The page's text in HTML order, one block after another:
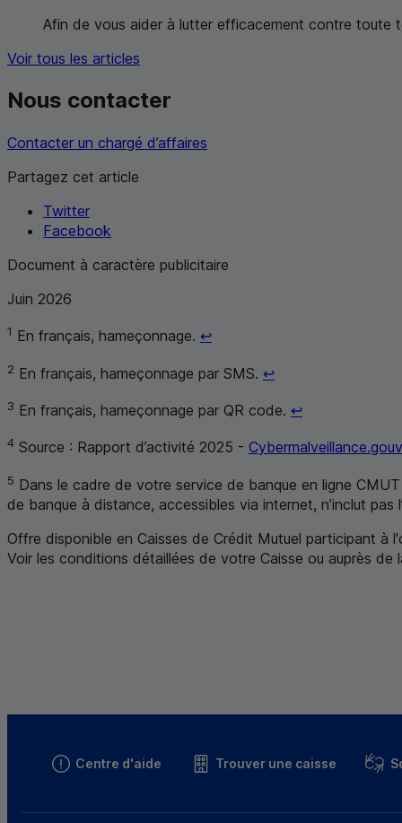
Afin de vous aider à lutter efficacement contre toute
Voir tous les articles
Nous contacter
Contacter un chargé d’affaires
Partagez cet article
Twitter
Facebook
Document à caractère publicitaire
Juin 2026
1 En français, hameçonnage. ↩Retour au renvoi 1
2 En français, hameçonnage par SMS. ↩Retour au renvoi 2
3 En français, hameçonnage par QR code. ↩Retour au
4 Source : Rapport d’activité 2025 -
5 Dans le cadre de votre service de banque en ligne CMUT
de banque à distance, accessibles via internet, n’inclut pas
Offre disponible en Caisses de Crédit Mutuel participant à
Voir les conditions détaillées de votre Caisse ou auprès de
Centre d'aide Trouver une caisse